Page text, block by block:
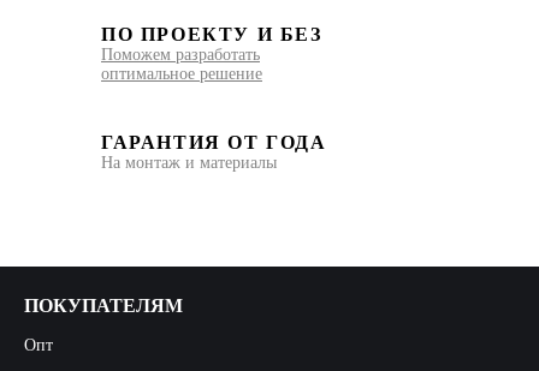
ПО ПРОЕКТУ И БЕЗ
Поможем разработать
оптимальное решение
ГАРАНТИЯ ОТ ГОДА
На монтаж и материалы
ПОКУПАТЕЛЯМ
Опт